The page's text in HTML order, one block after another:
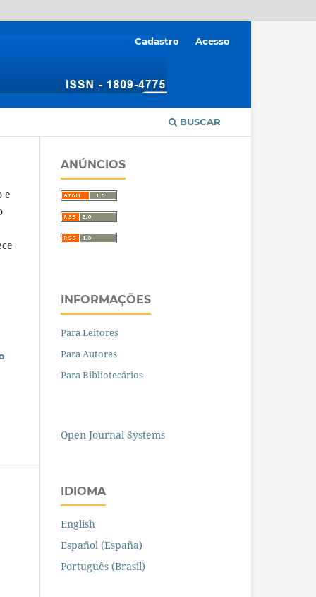
BUSCAR
Cadastro Acesso
e
ANÚNCIOS
INFORMAÇÕES
Para Leitores
Para Autores
Para Bibliotecários
Open Journal Systems
IDIOMA
English
Español (España)
Português (Brasil)